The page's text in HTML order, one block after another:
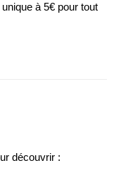
à 5€ pour tout
découvrir :